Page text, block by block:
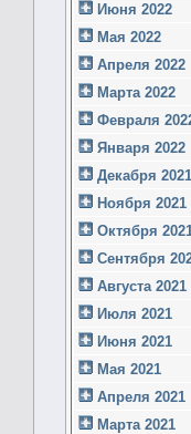
Июня 2022
Мая 2022
Апреля 2022
Марта 2022
Февраля
Января 2022
Декабря 2021
Ноября 2021
Октября
Сентября
Августа 2021
Июля 2021
Июня 2021
Мая 2021
Апреля 2021
Марта 2021